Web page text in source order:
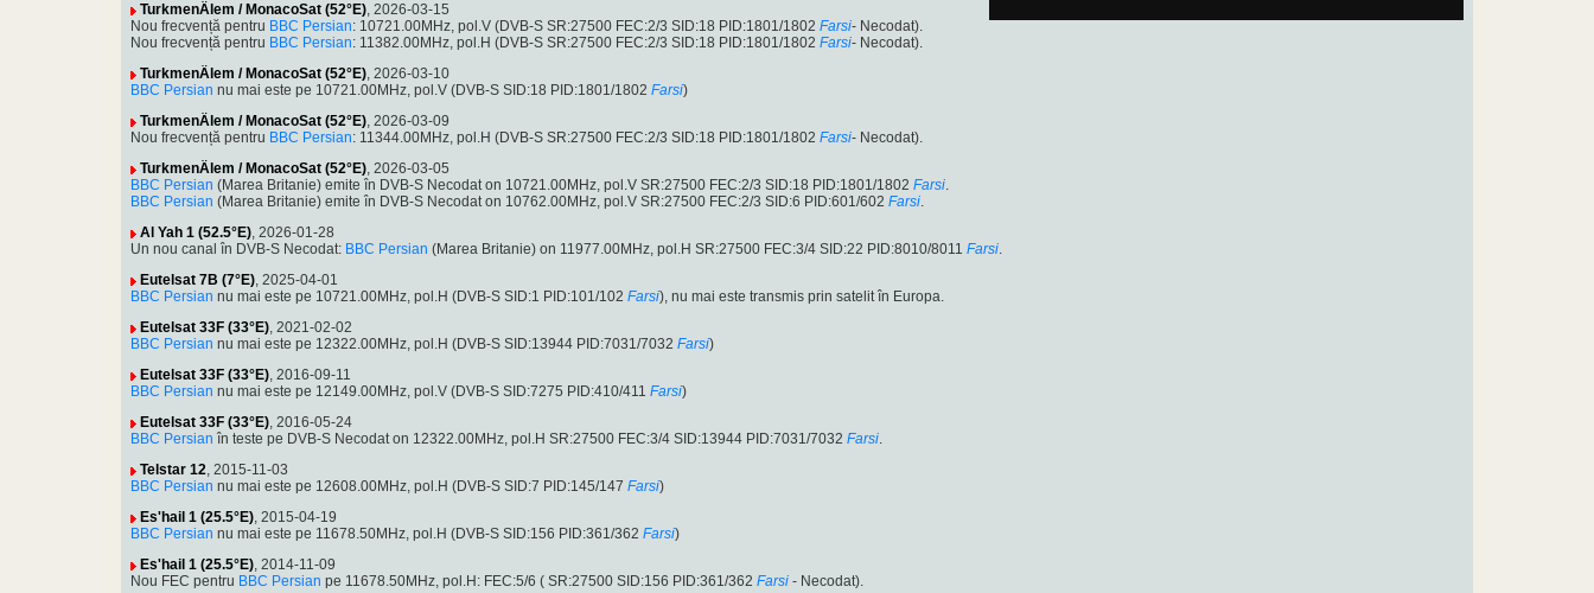
TurkmenÄlem / MonacoSat (52°E), 2026-03-15
Nou frecvență pentru BBC Persian: 10721.00MHz, pol.V (DVB-S SR:27500 FEC:2/3 SID:18 PID:1801/1802 Farsi- Necodat).
Nou frecvență pentru BBC Persian: 11382.00MHz, pol.H (DVB-S SR:27500 FEC:2/3 SID:18 PID:1801/1802 Farsi- Necodat).
TurkmenÄlem / MonacoSat (52°E), 2026-03-10
BBC Persian nu mai este pe 10721.00MHz, pol.V (DVB-S SID:18 PID:1801/1802 Farsi)
TurkmenÄlem / MonacoSat (52°E), 2026-03-09
Nou frecvență pentru BBC Persian: 11344.00MHz, pol.H (DVB-S SR:27500 FEC:2/3 SID:18 PID:1801/1802 Farsi- Necodat).
TurkmenÄlem / MonacoSat (52°E), 2026-03-05
BBC Persian (Marea Britanie) emite în DVB-S Necodat on 10721.00MHz, pol.V SR:27500 FEC:2/3 SID:18 PID:1801/1802 Farsi.
BBC Persian (Marea Britanie) emite în DVB-S Necodat on 10762.00MHz, pol.V SR:27500 FEC:2/3 SID:6 PID:601/602 Farsi.
Al Yah 1 (52.5°E), 2026-01-28
Un nou canal în DVB-S Necodat: BBC Persian (Marea Britanie) on 11977.00MHz, pol.H SR:27500 FEC:3/4 SID:22 PID:8010/8011 Farsi.
Eutelsat 7B (7°E), 2025-04-01
BBC Persian nu mai este pe 10721.00MHz, pol.H (DVB-S SID:1 PID:101/102 Farsi), nu mai este transmis prin satelit în Europa.
Eutelsat 33F (33°E), 2021-02-02
BBC Persian nu mai este pe 12322.00MHz, pol.H (DVB-S SID:13944 PID:7031/7032 Farsi)
Eutelsat 33F (33°E), 2016-09-11
BBC Persian nu mai este pe 12149.00MHz, pol.V (DVB-S SID:7275 PID:410/411 Farsi)
Eutelsat 33F (33°E), 2016-05-24
BBC Persian în teste pe DVB-S Necodat on 12322.00MHz, pol.H SR:27500 FEC:3/4 SID:13944 PID:7031/7032 Farsi.
Telstar 12, 2015-11-03
BBC Persian nu mai este pe 12608.00MHz, pol.H (DVB-S SID:7 PID:145/147 Farsi)
Es'hail 1 (25.5°E), 2015-04-19
BBC Persian nu mai este pe 11678.50MHz, pol.H (DVB-S SID:156 PID:361/362 Farsi)
Es'hail 1 (25.5°E), 2014-11-09
Nou FEC pentru BBC Persian pe 11678.50MHz, pol.H: FEC:5/6 ( SR:27500 SID:156 PID:361/362 Farsi - Necodat).